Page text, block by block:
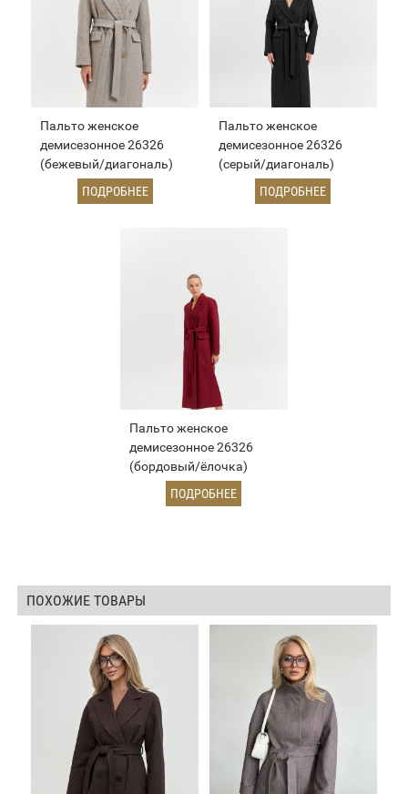
Пальто женское
демисезонное 26326
(бежевый/диагональ)
ПОДРОБНЕЕ
Пальто женское
демисезонное 26326
(серый/диагональ)
ПОДРОБНЕЕ
Пальто женское
демисезонное 26326
(бордовый/ёлочка)
ПОДРОБНЕЕ
ПОХОЖИЕ ТОВАРЫ